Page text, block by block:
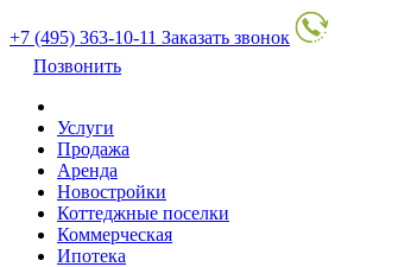
+7 (495) 363-10-11 Заказать звонок
Позвонить
Услуги
Продажа
Аренда
Новостройки
Коттеджные поселки
Коммерческая
Ипотека